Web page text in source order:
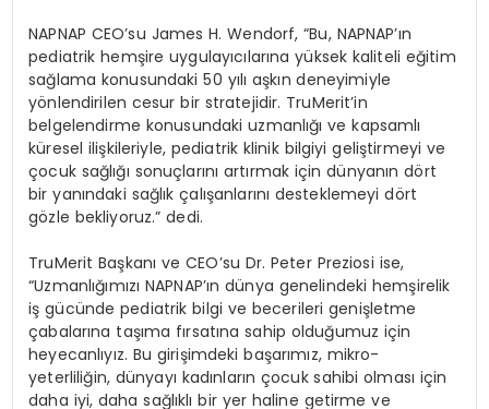
NAPNAP CEO’su James H. Wendorf, “Bu, NAPNAP’ın
pediatrik hemşire uygulayıcılarına yüksek kaliteli eğitim
sağlama konusundaki 50 yılı aşkın deneyimiyle
yönlendirilen cesur bir stratejidir. TruMerit’in
belgelendirme konusundaki uzmanlığıve kapsamlı
küresel ilişkileriyle, pediatrik klinik bilgiyi geliştirmeyi ve
çocuk sağlığı sonuçlarını artırmak için dünyanın dört
bir yanındaki sağlıkçalışanlarını desteklemeyi dört
gözle bekliyoruz.” dedi.
TruMerit Başkanı ve CEO’su Dr. Peter Preziosi ise,
“UzmanlığımızıNAPNAP’ın dünya genelindeki hemşirelik
işgücünde pediatrik bilgi ve becerileri genişletme
çabalarına taşıma fırsatına sahip olduğumuz için
heyecanlıyız. Bu girişimdeki başarımız, mikro-
yeterliliğin, dünyayı kadınların çocuk sahibi olması için
daha iyi, daha sağlıklıbir yer haline getirme ve